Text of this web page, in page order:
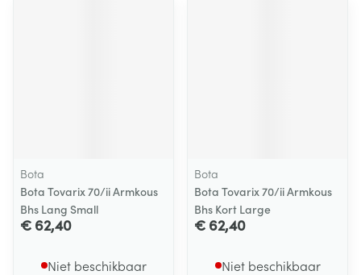
Bota
Bota Tovarix 70/ii Armkous
Bhs Lang Small
€ 62,40
Niet beschikbaar
Bota
Bota Tovarix 70/ii Armkous
Bhs Kort Large
€ 62,40
Niet beschikbaar